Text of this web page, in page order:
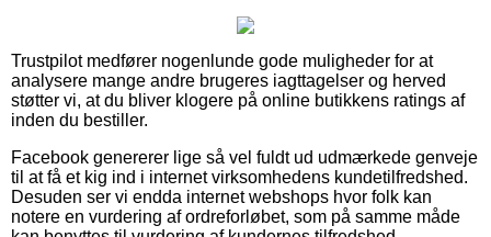
Trustpilot medfører nogenlunde gode muligheder for at
analysere mange andre brugeres iagttagelser og herved
støtter vi, at du bliver klogere på online butikkens ratings af
inden du bestiller.
Facebook genererer lige så vel fuldt ud udmærkede genveje
til at få et kig ind i internet virksomhedens kundetilfredshed.
Desuden ser vi endda internet webshops hvor folk kan
notere en vurdering af ordreforløbet, som på samme måde